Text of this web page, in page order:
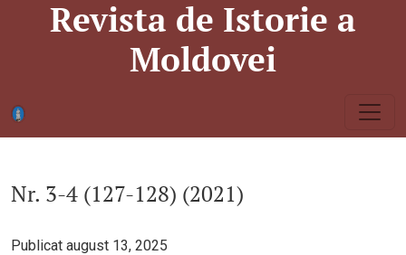
Nr. 3-4 (127-128) (2021): Revista de Istorie a Moldovei nr.
Revista de Istorie a
Moldovei
Nr. 3-4 (127-128) (2021)
Publicat august 13, 2025